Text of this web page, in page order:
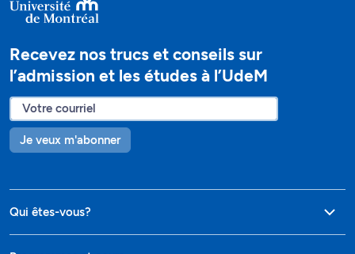
Recevez nos trucs et conseils sur
l’admission et les études à l’UdeM
Je veux m'abonner
Qui êtes-vous?